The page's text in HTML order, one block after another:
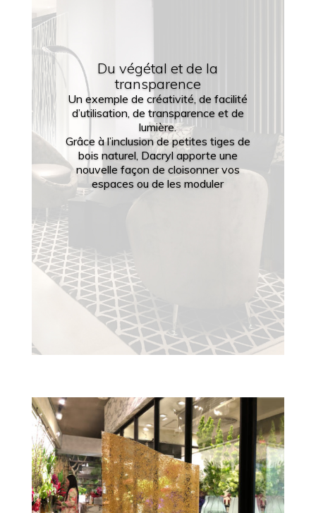
Du végétal et de la
transparence
Un exemple de créativité, de facilité
d’utilisation, de transparence et de
lumière.
Grâce à l’inclusion de petites tiges de
bois naturel, Dacryl apporte une
nouvelle façon de cloisonner vos
espaces ou de les moduler